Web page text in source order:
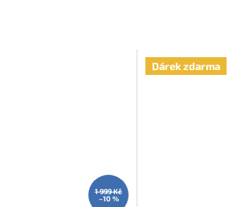
1 999 Kč
–10 %
Dárek zdarma